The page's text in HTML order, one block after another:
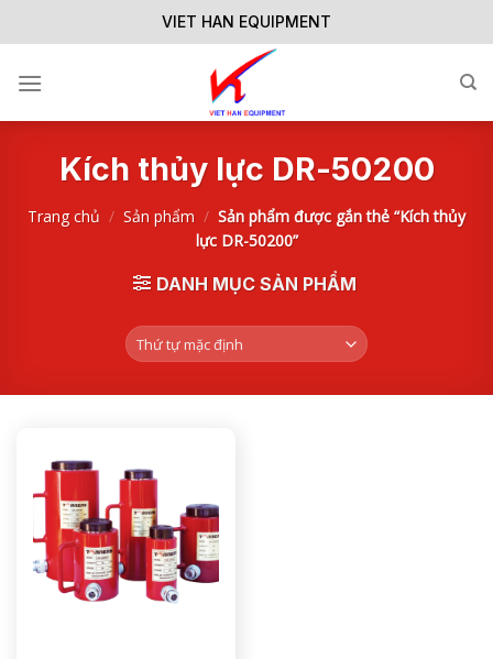
to
VIET HAN EQUIPMENT
Kích thủy lực DR-50200
Trang chủ / Sản phẩm / Sản phẩm được gắn thẻ “Kích thủy
lực DR-50200”
DANH MỤC SẢN PHẨM